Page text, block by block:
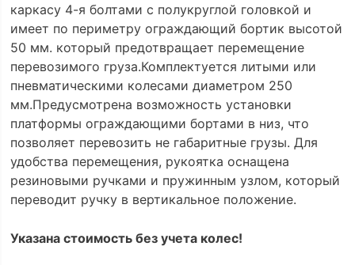
каркасу 4-я болтами с полукруглой головкой и
имеет по периметру ограждающий бортик высотой
50 мм. который предотвращает перемещение
перевозимого груза.Комплектуется литыми или
пневматическими колесами диаметром 250
мм.Предусмотрена возможность установки
платформы ограждающими бортами в низ, что
позволяет перевозить не габаритные грузы. Для
удобства перемещения, рукоятка оснащена
резиновыми ручками и пружинным узлом, который
переводит ручку в вертикальное положение.
Указана стоимость без учета колес!